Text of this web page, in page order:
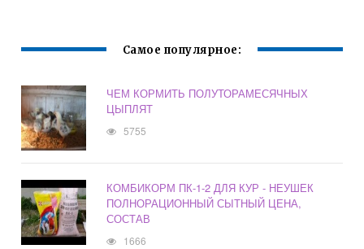
Самое популярное:
ЧЕМ КОРМИТЬ ПОЛУТОРАМЕСЯЧНЫХ
ЦЫПЛЯТ
5755
КОМБИКОРМ ПК-1-2 ДЛЯ КУР - НЕУШЕК
ПОЛНОРАЦИОННЫЙ СЫТНЫЙ ЦЕНА,
СОСТАВ
1666